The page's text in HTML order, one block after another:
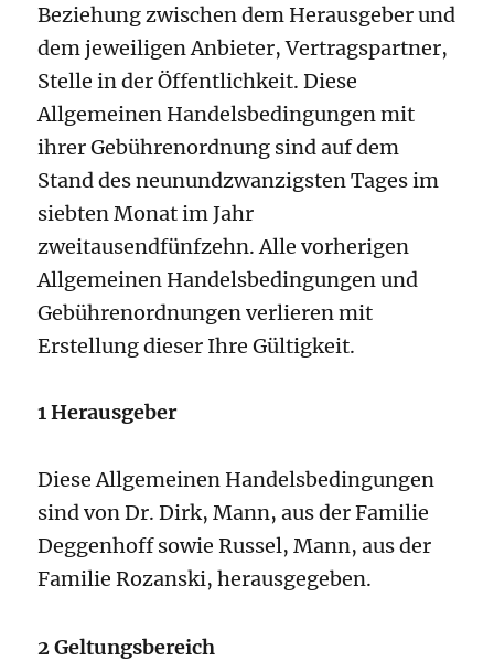
Beziehung zwischen dem Herausgeber und
dem jeweiligen Anbieter, Vertragspartner,
Stelle in der Öffentlichkeit. Diese
Allgemeinen Handelsbedingungen mit
ihrer Gebührenordnung sind auf dem
Stand des neunundzwanzigsten Tages im
siebten Monat im Jahr
zweitausendfünfzehn. Alle vorherigen
Allgemeinen Handelsbedingungen und
Gebührenordnungen verlieren mit
Erstellung dieser Ihre Gültigkeit.
1 Herausgeber
Diese Allgemeinen Handelsbedingungen
sind von Dr. Dirk, Mann, aus der Familie
Deggenhoff sowie Russel, Mann, aus der
Familie Rozanski, herausgegeben.
2 Geltungsbereich